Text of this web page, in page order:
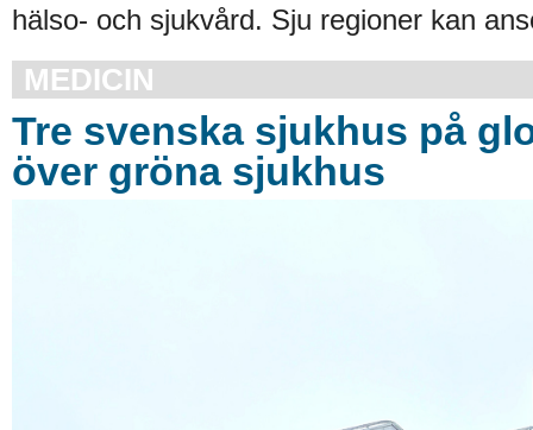
hälso- och sjukvård. Sju regioner kan
MEDICIN
Tre svenska sjukhus på
över gröna sjukhus